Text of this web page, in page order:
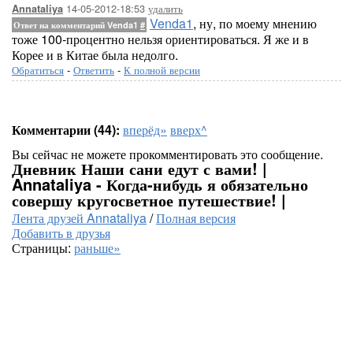
Annataliya 14-05-2012-18:53 удалить
Ответ на комментарий Venda1 # Venda1, ну, по моему мнению
тоже 100-процентно нельзя ориентироваться. Я же и в
Корее и в Китае была недолго.
Обратиться - Ответить - К полной версии
Комментарии (44): вперёд» вверх^
Вы сейчас не можете прокомментировать это сообщение.
Дневник Наши сани едут с вами! |
Annataliya - Когда-нибудь я обязательно
совершу кругосветное путешествие! |
Лента друзей Annataliya/Полная версия
Добавить в друзья
Страницы: раньше»